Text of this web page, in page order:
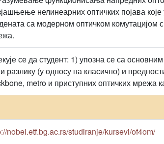
нелинеарних оптичких појава
са модерном оптичком
се да студент: 1) упозна се са
разлику (у односу на класично) и
metro и приступних оптичких мрежа
nobel.etf.bg.ac.rs/studiranje/kursevi/of4om/